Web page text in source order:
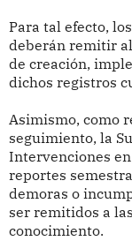
Para tal efecto,
deberán remitir
de creación,
dichos registros
Asimismo, como
seguimiento, la
Intervenciones
reportes
demoras o
ser remitidos a
conocimiento.